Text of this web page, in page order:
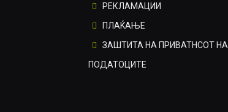
РЕКЛАМАЦИИ
ПЛАЌАЊЕ
ЗАШТИТА НА ПРИВАТНСОТ НА
ПОДАТОЦИТЕ